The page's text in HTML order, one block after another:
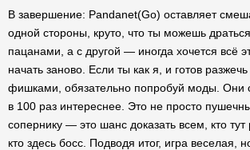
В завершение: Pandanet(Go) оставляет
одной стороны, круто, что ты можешь
пацанами, а с другой — иногда хочется всё
начать заново. Если ты как я, и готов разжечь
фишками, обязательно попробуй моды. Они
в 100 раз интереснее. Это не просто
сопернику — это шанс доказать всем, кто
кто здесь босс. Подводя итог, игра веселая,